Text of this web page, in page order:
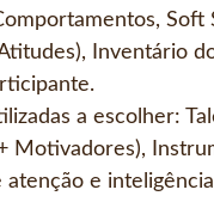
Soft
Inventário
a escolher:
Motivadores),
atenção e